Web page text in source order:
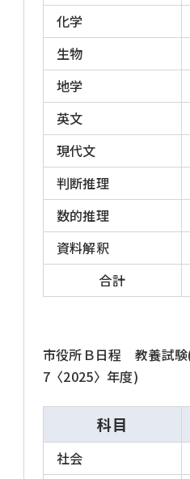
受験資格 2026
各自治体によってかな
度の4月1日現在で21～
多いです。近年は年齢
えています。
市役所の採用試験では
学歴要件、住所要件
可能な者)がある場合が
市役所上級は、試験内容
め詳しい分類はできま
については実施日程か
できます。
化学
生物
地学
英文
現代文
判断推理
数的推理
資料解釈
合計
市役所Ｂ日程 教養試
7〈2025〉年度)
科目
社会